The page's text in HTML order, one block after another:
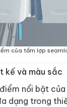
của tấm lợp
kế và màu sắc
nổi bật
dạng trong